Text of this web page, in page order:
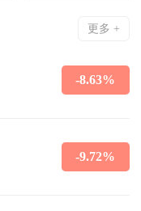
更多 +
-8.63%
-9.72%